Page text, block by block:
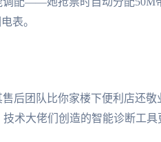
表。
后团队比你家楼下便利店还敬
术大佬们创造的智能诊断工具